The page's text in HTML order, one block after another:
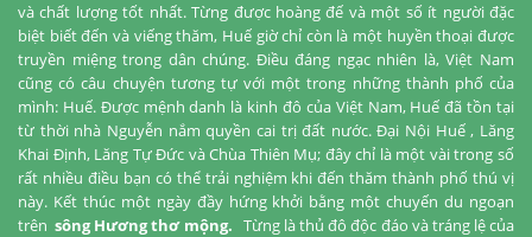
và chất lượng tốt nhất. Từng được hoàng đế và một số ít người đặc
biệt biết đến và viếng thăm, Huế giờ chỉ còn là một huyền thoại được
truyền miệng trong dân chúng. Điều đáng ngạc nhiên là, Việt Nam
cũng có câu chuyện tương tự với một trong những thành phố của
mình: Huế. Được mệnh danh là kinh đô của Việt Nam, Huế đã tồn tại
từ thời nhà Nguyễn nắm quyền cai trị đất nước. Đại Nội Huế , Lăng
Khai Định, Lăng Tự Đức và Chùa Thiên Mụ; đây chỉ là một vài trong số
rất nhiều điều bạn có thể trải nghiệm khi đến thăm thành phố thú vị
này. Kết thúc một ngày đầy hứng khởi bằng một chuyến du ngoạn
trênsông Hương thơ mộng. Từng là thủ đô độc đáo và tráng lệ của